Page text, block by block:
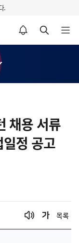
.
알림설정 바로가기 검색 바로가기 메뉴 열기
채용 서류
정 공고
목록